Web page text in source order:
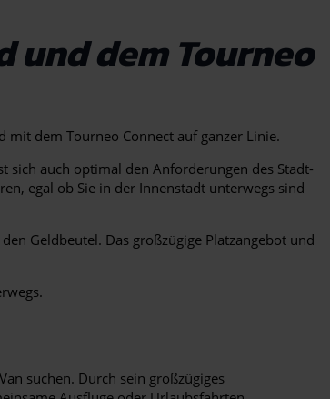
und dem Tourneo
dem Tourneo Connect auf ganzer Linie.
sich auch optimal den Anforderungen des Stadt-
egal ob Sie in der Innenstadt unterwegs sind
Geldbeutel. Das großzügige Platzangebot und
suchen. Durch sein großzügiges